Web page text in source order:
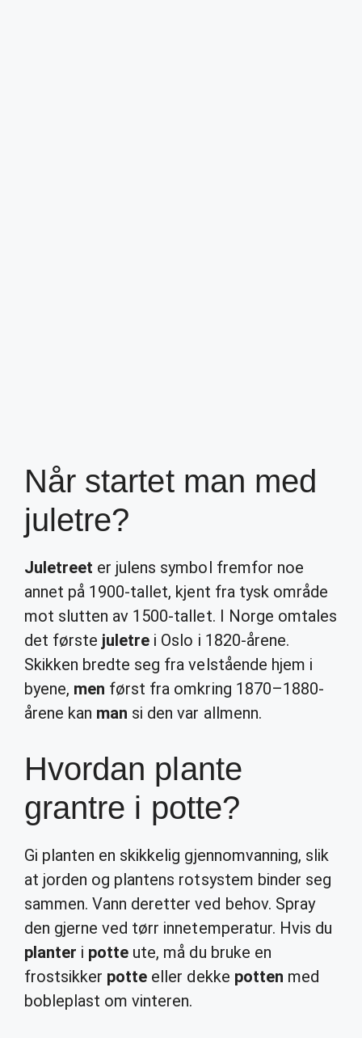
Når startet man med
juletre?
Juletreet er julens symbol fremfor noe
annet på 1900-tallet, kjent fra tysk område
mot slutten av 1500-tallet. I Norge omtales
det første juletre i Oslo i 1820-årene.
Skikken bredte seg fra velstående hjem i
byene, men først fra omkring 1870–1880-
årene kan man si den var allmenn.
Hvordan plante
grantre i potte?
Gi planten en skikkelig gjennomvanning, slik
at jorden og plantens rotsystem binder seg
sammen. Vann deretter ved behov. Spray
den gjerne ved tørr innetemperatur. Hvis du
planter i potte ute, må du bruke en
frostsikker potte eller dekke potten med
bobleplast om vinteren.